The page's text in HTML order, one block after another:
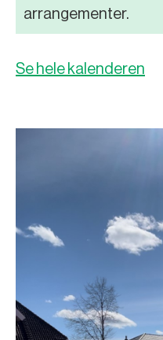
arrangementer.
Se hele kalenderen